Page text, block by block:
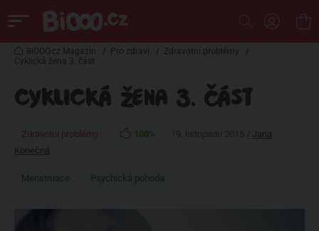
BiOOO.cz Magazin / Pro zdraví / Zdravotní problémy
/
Cyklická žena 3. část
CYKLICKÁ ŽENA 3. ČÁST
Zdravotní problémy 100%
Jana
Konečná
Menstruace Psychická pohoda